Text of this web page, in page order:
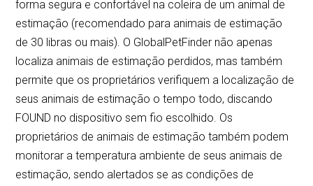
forma segura e confortável na coleira de um animal de
estimação (recomendado para animais de estimação
de 30 libras ou mais). O GlobalPetFinder não apenas
localiza animais de estimação perdidos, mas também
permite que os proprietários verifiquem a localização de
seus animais de estimação o tempo todo, discando
FOUND no dispositivo sem fio escolhido. Os
proprietários de animais de estimação também podem
monitorar a temperatura ambiente de seus animais de
estimação, sendo alertados se as condições de